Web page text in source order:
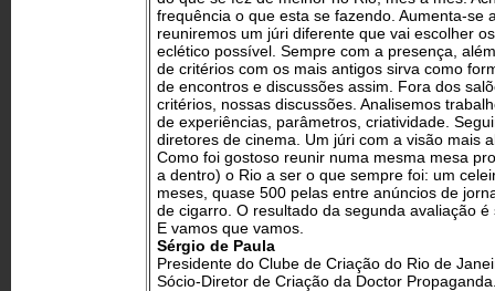
frequência o que esta se fazendo. Aumenta-se
reuniremos um júri diferente que vai escolher
eclético possível. Sempre com a presença,
de critérios com os mais antigos sirva como
de encontros e discussões assim. Fora dos
critérios, nossas discussões. Analisemos
de experiências, parâmetros, criatividade.
diretores de cinema. Um júri com a visão mais
Como foi gostoso reunir numa mesma mesa
a dentro) o Rio a ser o que sempre foi: um
meses, quase 500 pelas entre anúncios de
de cigarro. O resultado da segunda avaliação
E vamos que vamos.
Sérgio de Paula
Presidente do Clube de Criação do Rio de
Sócio-Diretor de Criação da Doctor